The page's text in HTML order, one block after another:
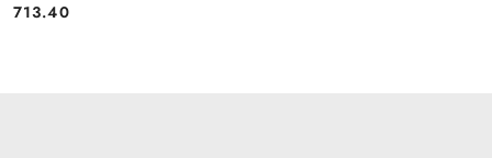
Cena:
713.40